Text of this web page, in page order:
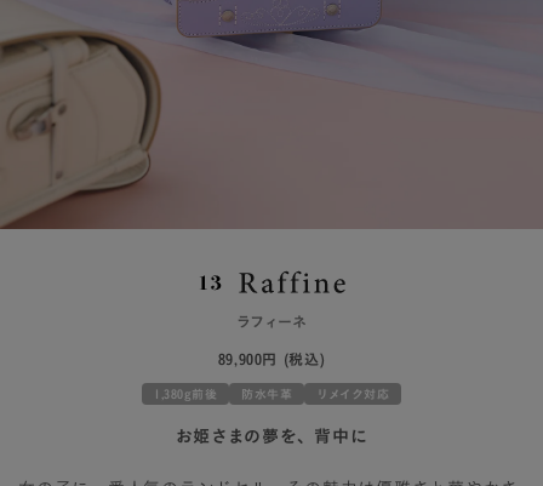
ラフィーネ
89,900円 (税込)
1,380g前後 防水牛革 リメイク対応
お姫さまの夢を、背中に